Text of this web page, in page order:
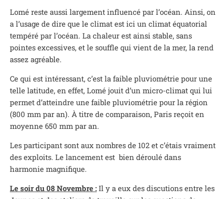
Lomé reste aussi largement influencé par l’océan. Ainsi, on
a l’usage de dire que le climat est ici un climat équatorial
tempéré par l’océan. La chaleur est ainsi stable, sans
pointes excessives, et le souffle qui vient de la mer, la rend
assez agréable.
Ce qui est intéressant, c’est la faible pluviométrie pour une
telle latitude, en effet, Lomé jouit d’un micro-climat qui lui
permet d’atteindre une faible pluviométrie pour la région
(800 mm par an). À titre de comparaison, Paris reçoit en
moyenne 650 mm par an.
Les participant sont aux nombres de 102 et c’étais vraiment
des exploits. Le lancement est bien déroulé dans
harmonie magnifique.
Le soir du 08 Novembre : Il y a eux des discutions entre les